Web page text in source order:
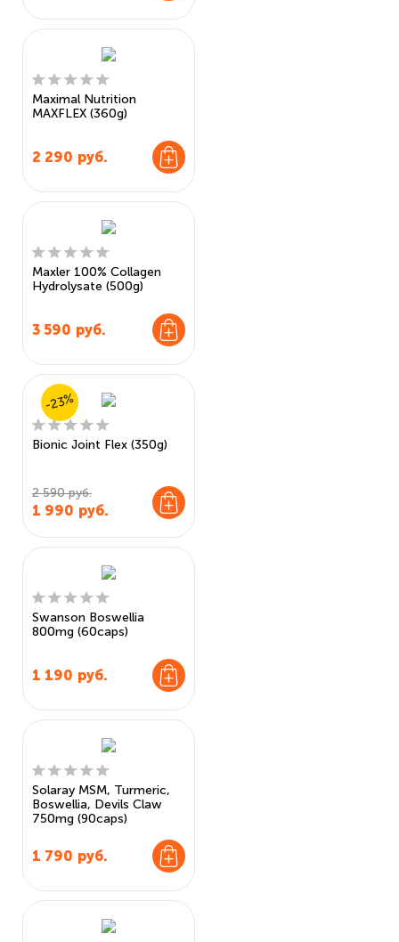
Maximal Nutrition
MAXFLEX (360g)
2 290 руб.
Maxler 100% Collagen
Hydrolysate (500g)
3 590 руб.
Bionic Joint Flex (350g)
2 590 руб.
1 990 руб.
-23%
Swanson Boswellia
800mg (60caps)
1 190 руб.
Solaray MSM, Turmeric,
Boswellia, Devils Claw
750mg (90caps)
1 790 руб.